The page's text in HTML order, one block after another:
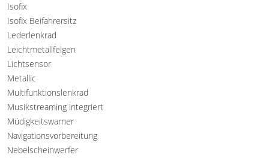
Isofix
Isofix Beifahrersitz
Lederlenkrad
Leichtmetallfelgen
Lichtsensor
Metallic
Multifunktionslenkrad
Musikstreaming integriert
Müdigkeitswarner
Navigationsvorbereitung
Nebelscheinwerfer